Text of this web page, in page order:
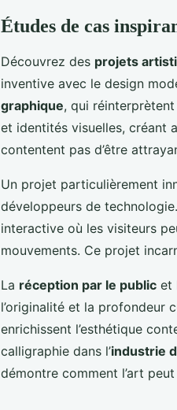
Études de cas
Découvrez des projets
inventive avec le design
graphique, qui
et identités visuelles, créant
contentent pas d’être
Un projet particulièrement
développeurs de
interactive où les visiteurs
mouvements. Ce projet
La réception par le public et
l’originalité et la profondeur
enrichissent l’esthétique
calligraphie dans l’industrie
démontre comment l’art